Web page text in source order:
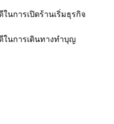
นการเปิดร้านเริ่มธุรกิจ
ในการเดินทางทำบุญ